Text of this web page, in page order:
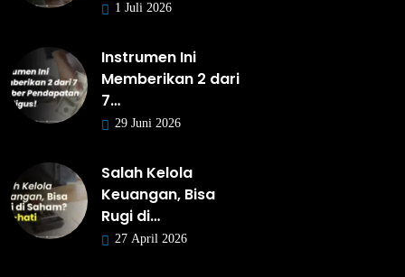
1 Juli 2026
Instrumen Ini
Memberikan 2 dari
7…
29 Juni 2026
Salah Kelola
Keuangan, Bisa
Rugi di…
27 April 2026